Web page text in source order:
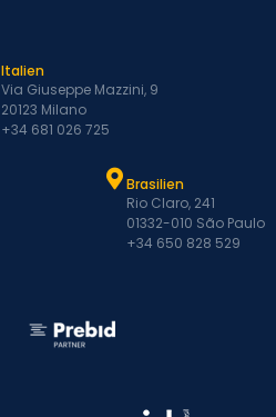
Italien
Via Giuseppe Mazzini, 9
20123 Milano
+34 681 026 725
Brasilien
Rio Claro, 241
01332-010 São Paulo
+34 650 828 529